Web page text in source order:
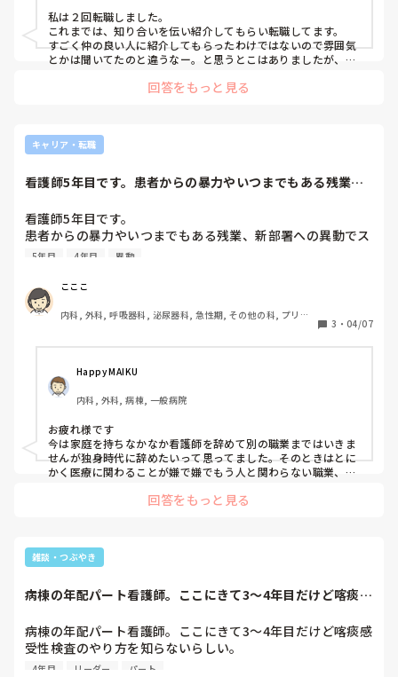
私は２回転職しました。
これまでは、知り合いを伝い紹介してもらい転職してます。
すごく仲の良い人に紹介してもらったわけではないので雰囲気
とかは聞いてたのと違うなー。と思うとこはありましたが、前
回答をもっと見る
キャリア・転職
看護師5年目です。患者からの暴力やいつまでもある残業、
看護師5年目です。
患者からの暴力やいつまでもある残業、新部署への異動でス
トレスがマックスです。
ーカー、誰にでも優しい看護師と評価されている自分です
が、そろそろ自分の性格が変わってしまいそうなくらいスト
レスを感じてます。。。
看護師をやめて違う仕事をしようと思っていますが、みなさ
ん看護師をやめたらどのような道へ進みたいですか？？？
5年目 4年目 異動
こここ
内科, 外科, 呼吸器科, 泌尿器科, 急性期, その他の科, プリセ
3 ・ 04/07
Happy MAIKU
内科, 外科, 病棟, 一般病院
お疲れ様です
今は家庭を持ちなかなか看護師を辞めて別の職業まではいきま
せんが独身時代に辞めたいって思ってました。そのときはとに
かく医療に関わることが嫌で嫌でもう人と関わらない職業、が
えていました。男性意見ですみません。医療意外の職場をとに
回答をもっと見る
雑談・つぶやき
病棟の年配パート看護師。ここにきて3〜4年目だけど喀痰感
病棟の年配パート看護師。ここにきて3〜4年目だけど喀痰感
受性検査のやり方を知らないらしい。
「パートだろうがなんだろうがみんな検査の仕方は知って
4年目 リーダー パート